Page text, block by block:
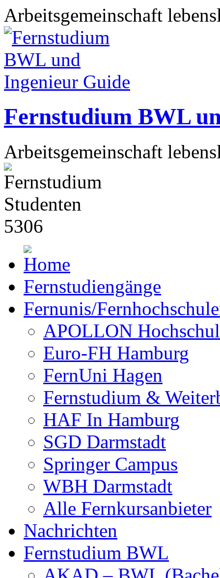
Arbeitsgemeinschaft
Fernstudium BWL
Arbeitsgemeinschaft
Fernstudiengänge
Fernunis/
APOLLON
Euro-FH Hamburg
FernUni Hagen
Fernstudium &
HAF In Hamburg
SGD Darmstadt
Springer Campus
WBH Darmstadt
Alle Fernkursanbieter
Nachrichten
Fernstudium BWL